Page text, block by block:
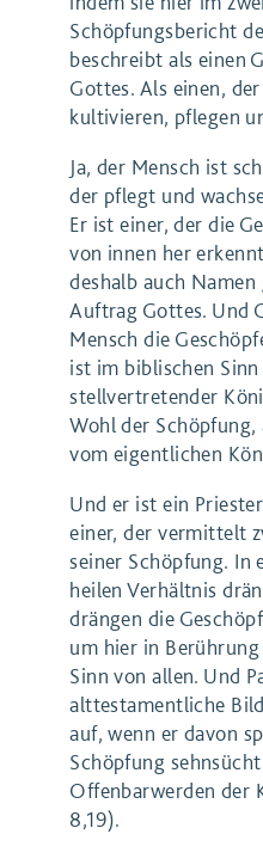
Schöpfungsbericht
beschreibt als einen
Gottes. Als einen,
kultivieren, pflegen
Ja, der Mensch ist
der pflegt und
Er ist einer, der die
von innen her
deshalb auch
Auftrag Gottes. Und
Mensch die
ist im biblischen Sinn
stellvertretender
Wohl der
vom eigentlichen
Und er ist ein
einer, der vermittelt
seiner Schöpfung. In
heilen Verhältnis
drängen die
um hier in
Sinn von allen. Und
alttestamentliche
auf, wenn er davon
Schöpfung
Offenbarwerden der
8,19).